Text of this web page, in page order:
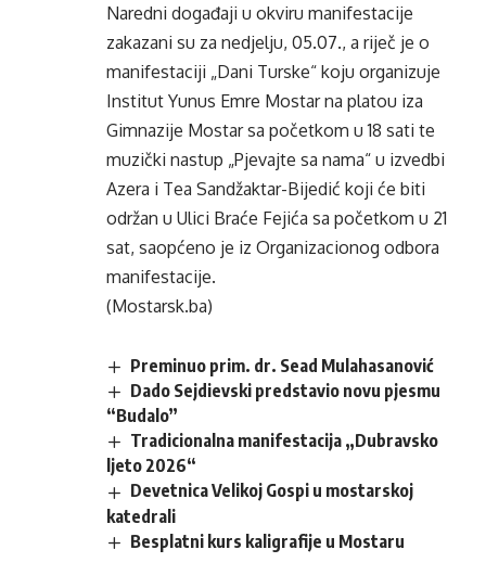
Naredni događaji u okviru manifestacije
zakazani su za nedjelju, 05.07., a riječ je o
manifestaciji „Dani Turske“ koju organizuje
Institut Yunus Emre Mostar na platou iza
Gimnazije Mostar sa početkom u 18 sati te
muzički nastup „Pjevajte sa nama“ u izvedbi
Azera i Tea Sandžaktar-Bijedić koji će biti
održan u Ulici Braće Fejića sa početkom u 21
sat, saopćeno je iz Organizacionog odbora
manifestacije.
(Mostarsk.ba)
Preminuo prim. dr. Sead Mulahasanović
Dado Sejdievski predstavio novu pjesmu
“Budalo”
Tradicionalna manifestacija „Dubravsko
ljeto 2026“
Devetnica Velikoj Gospi u mostarskoj
katedrali
Besplatni kurs kaligrafije u Mostaru